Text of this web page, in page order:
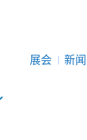
展会 新闻